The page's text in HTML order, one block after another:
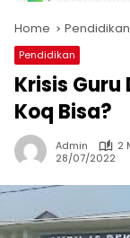
Home Pendidikan
Pendidikan
Krisis Guru
Koq Bisa?
Admin
2
28/07/2022